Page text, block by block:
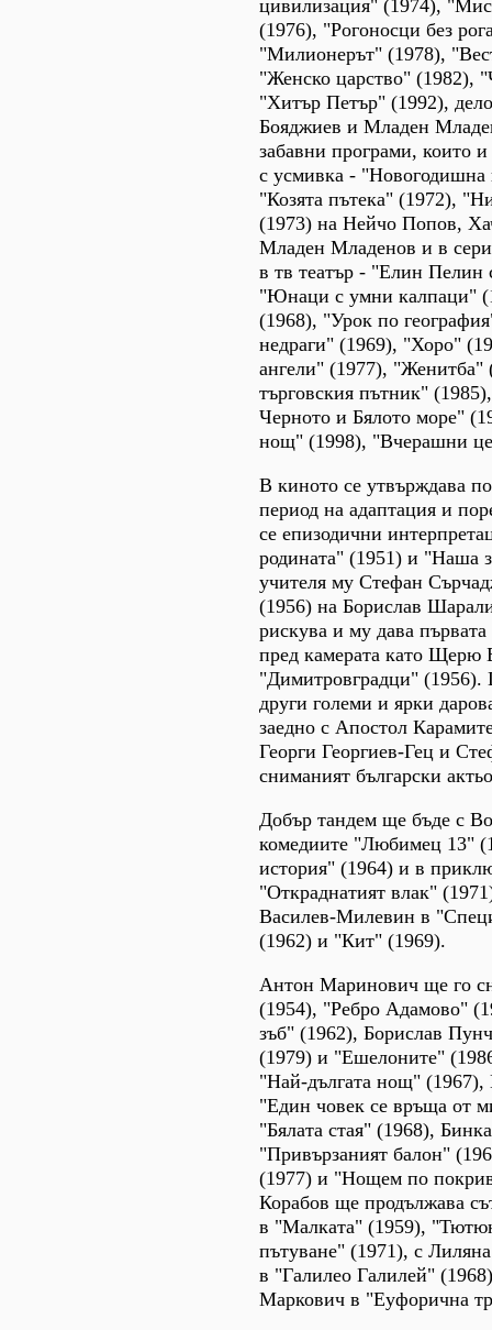
цивилизация" (1974),
(1976), "Рогоносци без
"Милионерът" (1978),
"Женско царство" (1982),
"Хитър Петър" (1992),
Бояджиев и Младен
забавни програми, които
с усмивка - "Новогодишна
"Козята пътека" (1972),
(1973) на Нейчо Попов,
Младен Младенов и в
в тв театър - "Елин Пелин
"Юнаци с умни калпаци"
(1968), "Урок по
недраги" (1969), "Хоро"
ангели" (1977), "Женитба"
търговския пътник"
Черното и Бялото море"
нощ" (1998), "Вчерашни
В киното се утвърждава
период на адаптация и
се епизодични
родината" (1951) и "Наша
учителя му Стефан
(1956) на Борислав
рискува и му дава
пред камерата като Щерю
"Димитровградци" (1956).
други големи и ярки
заедно с Апостол
Георги Георгиев-Гец и
сниманият български
Добър тандем ще бъде с
комедиите "Любимец 13"
история" (1964) и в
"Откраднатият влак"
Василев-Милевин в
(1962) и "Кит" (1969).
Антон Маринович ще го
(1954), "Ребро Адамово"
зъб" (1962), Борислав
(1979) и "Ешелоните"
"Най-дългата нощ"
"Един човек се връща от
"Бялата стая" (1968),
"Привързаният балон"
(1977) и "Нощем по
Корабов ще продължава
в "Малката" (1959),
пътуване" (1971), с
в "Галилео Галилей"
Маркович в "Еуфорична